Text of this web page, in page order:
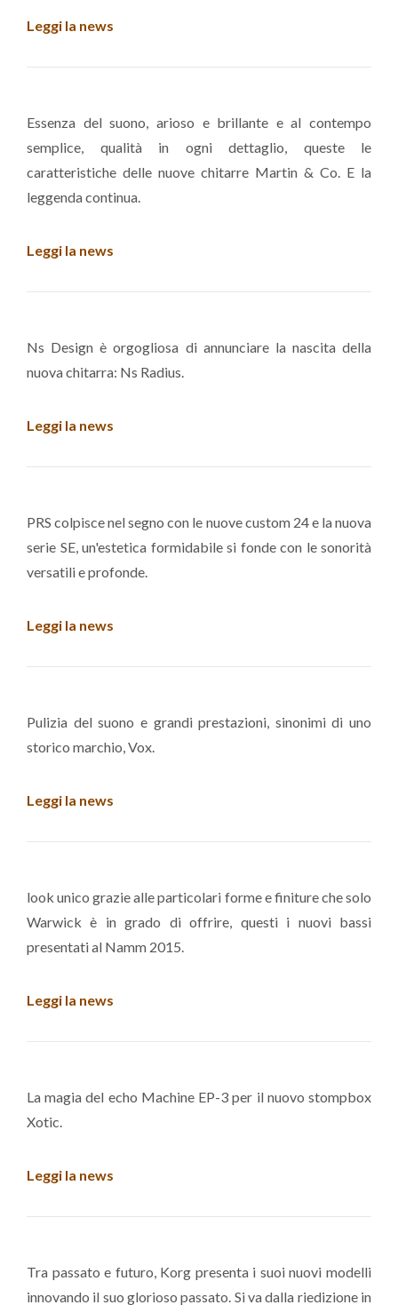
Leggi la news
Essenza del suono, arioso e brillante e al contempo
semplice, qualità in ogni dettaglio, queste le
caratteristiche delle nuove chitarre Martin & Co. E la
leggenda continua.
Leggi la news
Ns Design è orgogliosa di annunciare la nascita della
nuova chitarra: Ns Radius.
Leggi la news
PRS colpisce nel segno con le nuove custom 24 e la nuova
serie SE, un'estetica formidabile si fonde con le sonorità
versatili e profonde.
Leggi la news
Pulizia del suono e grandi prestazioni, sinonimi di uno
storico marchio, Vox.
Leggi la news
look unico grazie alle particolari forme e finiture che solo
Warwick è in grado di offrire, questi i nuovi bassi
presentati al Namm 2015.
Leggi la news
La magia del echo Machine EP-3 per il nuovo stompbox
Xotic.
Leggi la news
Tra passato e futuro, Korg presenta i suoi nuovi modelli
innovando il suo glorioso passato. Si va dalla riedizione in